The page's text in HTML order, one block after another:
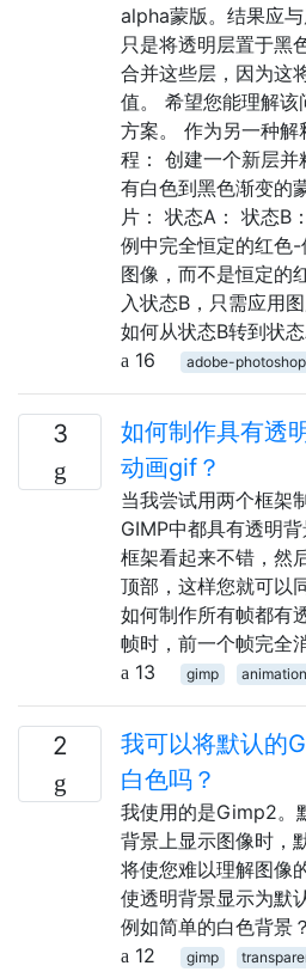
alpha蒙版。结果应
只是将透明层置于黑
合并这些层，因为这
值。 希望您能理解
方案。 作为另一种解
程： 创建一个新层
有白色到黑色渐变的
片： 状态A： 状态B
例中完全恒定的红色
图像，而不是恒定的
入状态B，只需应用
如何从状态B转到状态
16
adobe-photoshop
3
如何制作具有透
动画gif？
当我尝试用两个框架
GIMP中都具有透明
框架看起来不错，然
顶部，这样您就可以
如何制作所有帧都有
帧时，前一个帧完全
13
gimp animation
2
我可以将默认的
白色吗？
我使用的是Gimp2。
背景上显示图像时，
将使您难以理解图像
使透明背景显示为默
例如简单的白色背景？
12
gimp